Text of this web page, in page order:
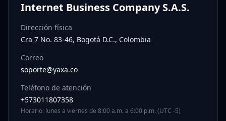
Internet Business Company S.A.S.
Dirección física
Cra 7 No. 83-46, Bogotá D.C., Colombia
Correo
soporte@yaxa.co
Teléfono de atención
+573011807358
Horario: lunes a viernes de 8:00 a.m. a 6:00 p.m. (UTC -5)